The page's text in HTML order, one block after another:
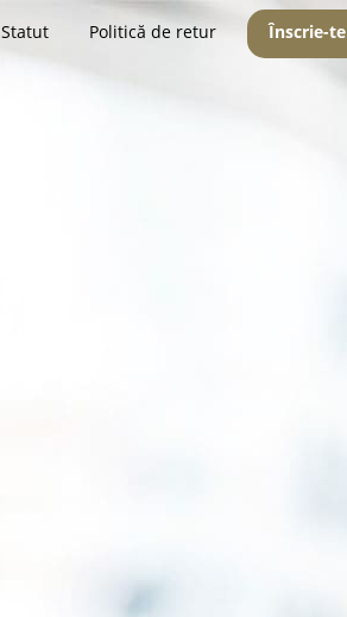
Statut Politică de retur Înscrie-te